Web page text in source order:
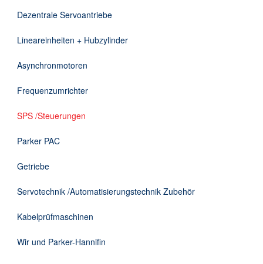
Dezentrale Servoantriebe
Lineareinheiten + Hubzylinder
Asynchronmotoren
Frequenzumrichter
SPS /Steuerungen
Parker PAC
Getriebe
Servotechnik /Automatisierungstechnik Zubehör
Kabelprüfmaschinen
Wir und Parker-Hannifin